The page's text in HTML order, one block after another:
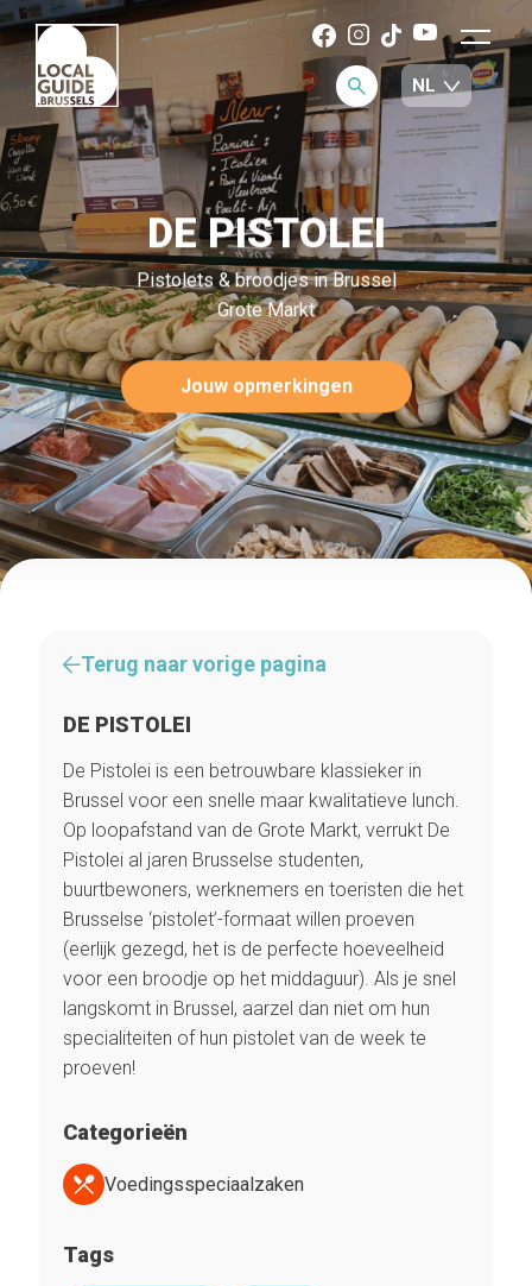
DE PISTOLEI
Pistolets & broodjes in Brussel
Grote Markt
Jouw opmerkingen
Terug naar vorige pagina
DE PISTOLEI
De Pistolei is een betrouwbare klassieker in
Brussel voor een snelle maar kwalitatieve lunch.
Op loopafstand van de Grote Markt, verrukt De
Pistolei al jaren Brusselse studenten,
buurtbewoners, werknemers en toeristen die het
Brusselse ‘pistolet’-formaat willen proeven
(eerlijk gezegd, het is de perfecte hoeveelheid
voor een broodje op het middaguur). Als je snel
langskomt in Brussel, aarzel dan niet om hun
specialiteiten of hun pistolet van de week te
proeven!
Categorieën
Voedingsspeciaalzaken
Tags